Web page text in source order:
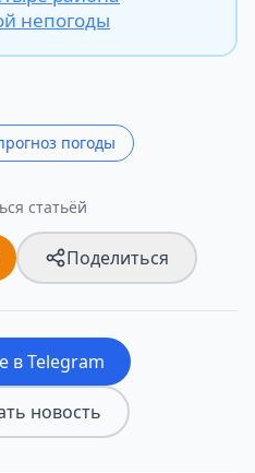
непогоды
погоды
статьёй
Поделиться
в Telegram
новость